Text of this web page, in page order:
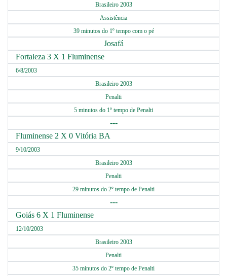
Brasileiro 2003
Assistência
39 minutos do 1º tempo com o pé
Josafá
Fortaleza 3 X 1 Fluminense
6/8/2003
Brasileiro 2003
Penalti
5 minutos do 1º tempo de Penalti
---
Fluminense 2 X 0 Vitória BA
9/10/2003
Brasileiro 2003
Penalti
29 minutos do 2º tempo de Penalti
---
Goiás 6 X 1 Fluminense
12/10/2003
Brasileiro 2003
Penalti
35 minutos do 2º tempo de Penalti